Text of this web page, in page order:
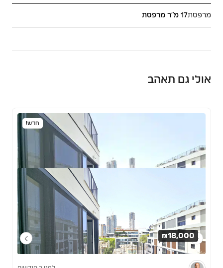
מרפסת17 מ"ר מרפסת
אולי גם תאהב
חדש!
₪18,000